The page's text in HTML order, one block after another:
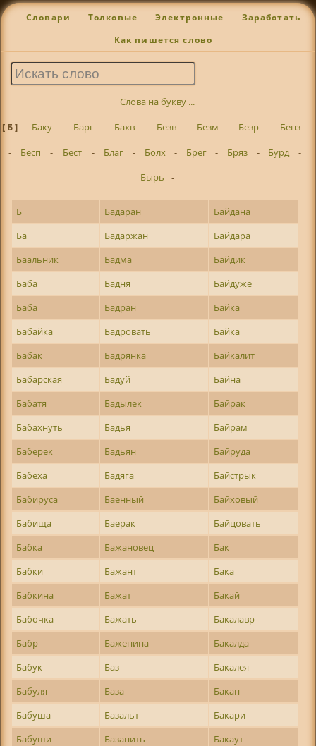
Словари Толковые Электронные Заработать
Как пишется слово
Слова на букву ...
[ Б ]- Баку - Барг - Бахв - Безв - Безм - Безр -
Бенз
-
Бесп - Бест - Благ - Болх - Брег - Бряз - Бурд
-
Бырь
-
Б Бадаран
Байдана
Ба
Бадаржан
Байдара
Баальник
Бадма
Байдик
Баба
Бадня
Байдуже
Баба
Бадран
Байка
Бабайка
Бадровать
Байка
Бабак
Бадрянка
Байкалит
Бабарская
Бадуй
Байна
Бабатя
Бадылек
Байрак
Бабахнуть
Бадья
Байрам
Баберек
Бадьян
Байруда
Бабеха
Бадяга
Байстрык
Бабируса
Баенный
Байховый
Бабища
Баерак
Байцовать
Бабка
Бажановец
Бак
Бабки
Бажант
Бака
Бабкина
Бажат
Бакай
Бабочка
Бажать
Бакалавр
Бабр
Баженина
Бакалда
Бабук
Баз
Бакалея
Бабуля
База
Бакан
Бабуша
Базальт
Бакари
Бабуши
Базанить
Бакаут